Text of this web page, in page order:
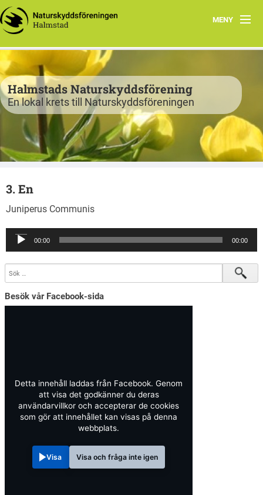
MENY
Program
Verksamhet
Björkelund
Om oss
Havsnätverk
Halmstads Naturskyddsförening
En lokal krets till Naturskyddsföreningen
3. En
Juniperus Communis
Ljudspelare
00:00 00:00
Besök vår Facebook-sida
Detta innehåll laddas från Facebook. Genom
att visa det godkänner du deras
användarvillkor och accepterar de cookies
som gör att innehållet kan visas på denna
webbplats.
Visa Visa och fråga inte igen